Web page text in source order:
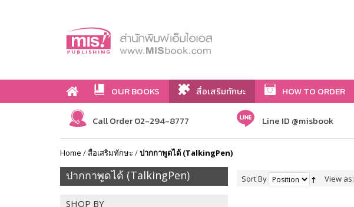
OUR BOOKS สื่อเสริมทักษะ HOW TO ORDER
Call Order 02-294-8777 Line ID @misbook
Home /สื่อเสริมทักษะ /ปากกาพูดได้ (TalkingPen)
ปากกาพูดได้ (TalkingPen)
SHOP BY
Sort By View as: